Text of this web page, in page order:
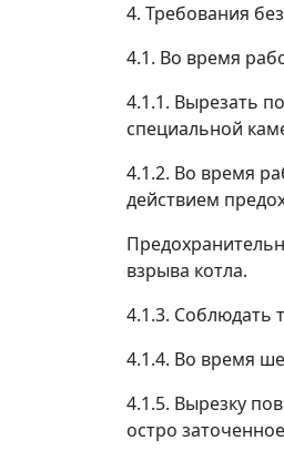
4. Требования
4.1. Во время
4.1.1. Вырезать
специальной
4.1.2. Во время
действием
взрыва котла.
4.1.3. Соблюдать
4.1.4. Во время
4.1.5. Вырезку
остро